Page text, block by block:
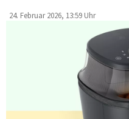
24. Februar 2026, 13:59 Uhr